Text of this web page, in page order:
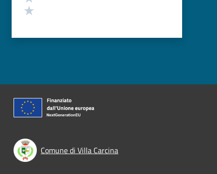
Comune di Villa Carcina